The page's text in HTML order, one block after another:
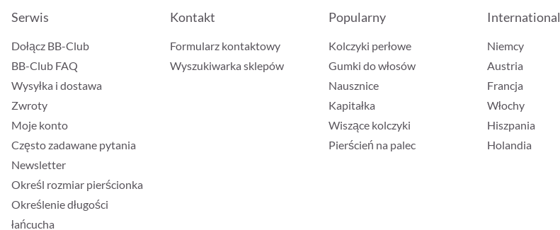
Serwis
Dołącz BB-Club
BB-Club FAQ
Wysyłka i dostawa
Zwroty
Moje konto
Często zadawane pytania
Newsletter
Określ rozmiar pierścionka
Określenie długości
łańcucha
Kontakt
Formularz kontaktowy
Wyszukiwarka sklepów
Popularny
Kolczyki perłowe
Gumki do włosów
Nausznice
Kapitałka
Wiszące kolczyki
Pierścień na palec
International
Niemcy
Austria
Francja
Włochy
Hiszpania
Holandia